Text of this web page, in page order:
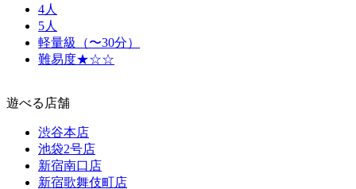
4人
5人
軽量級（〜30分）
難易度★☆☆
遊べる店舗
渋谷本店
池袋2号店
新宿南口店
新宿歌舞伎町店